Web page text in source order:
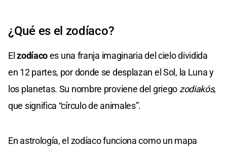
¿Qué es el zodíaco?
Elzodíacoes una franja imaginaria del cielo dividida
en 12 partes, por donde se desplazan el Sol, la Luna y
los planetas. Su nombre proviene del griego zodiakós,
que significa “círculo de animales”.
En astrología, el zodíaco funciona como un mapa